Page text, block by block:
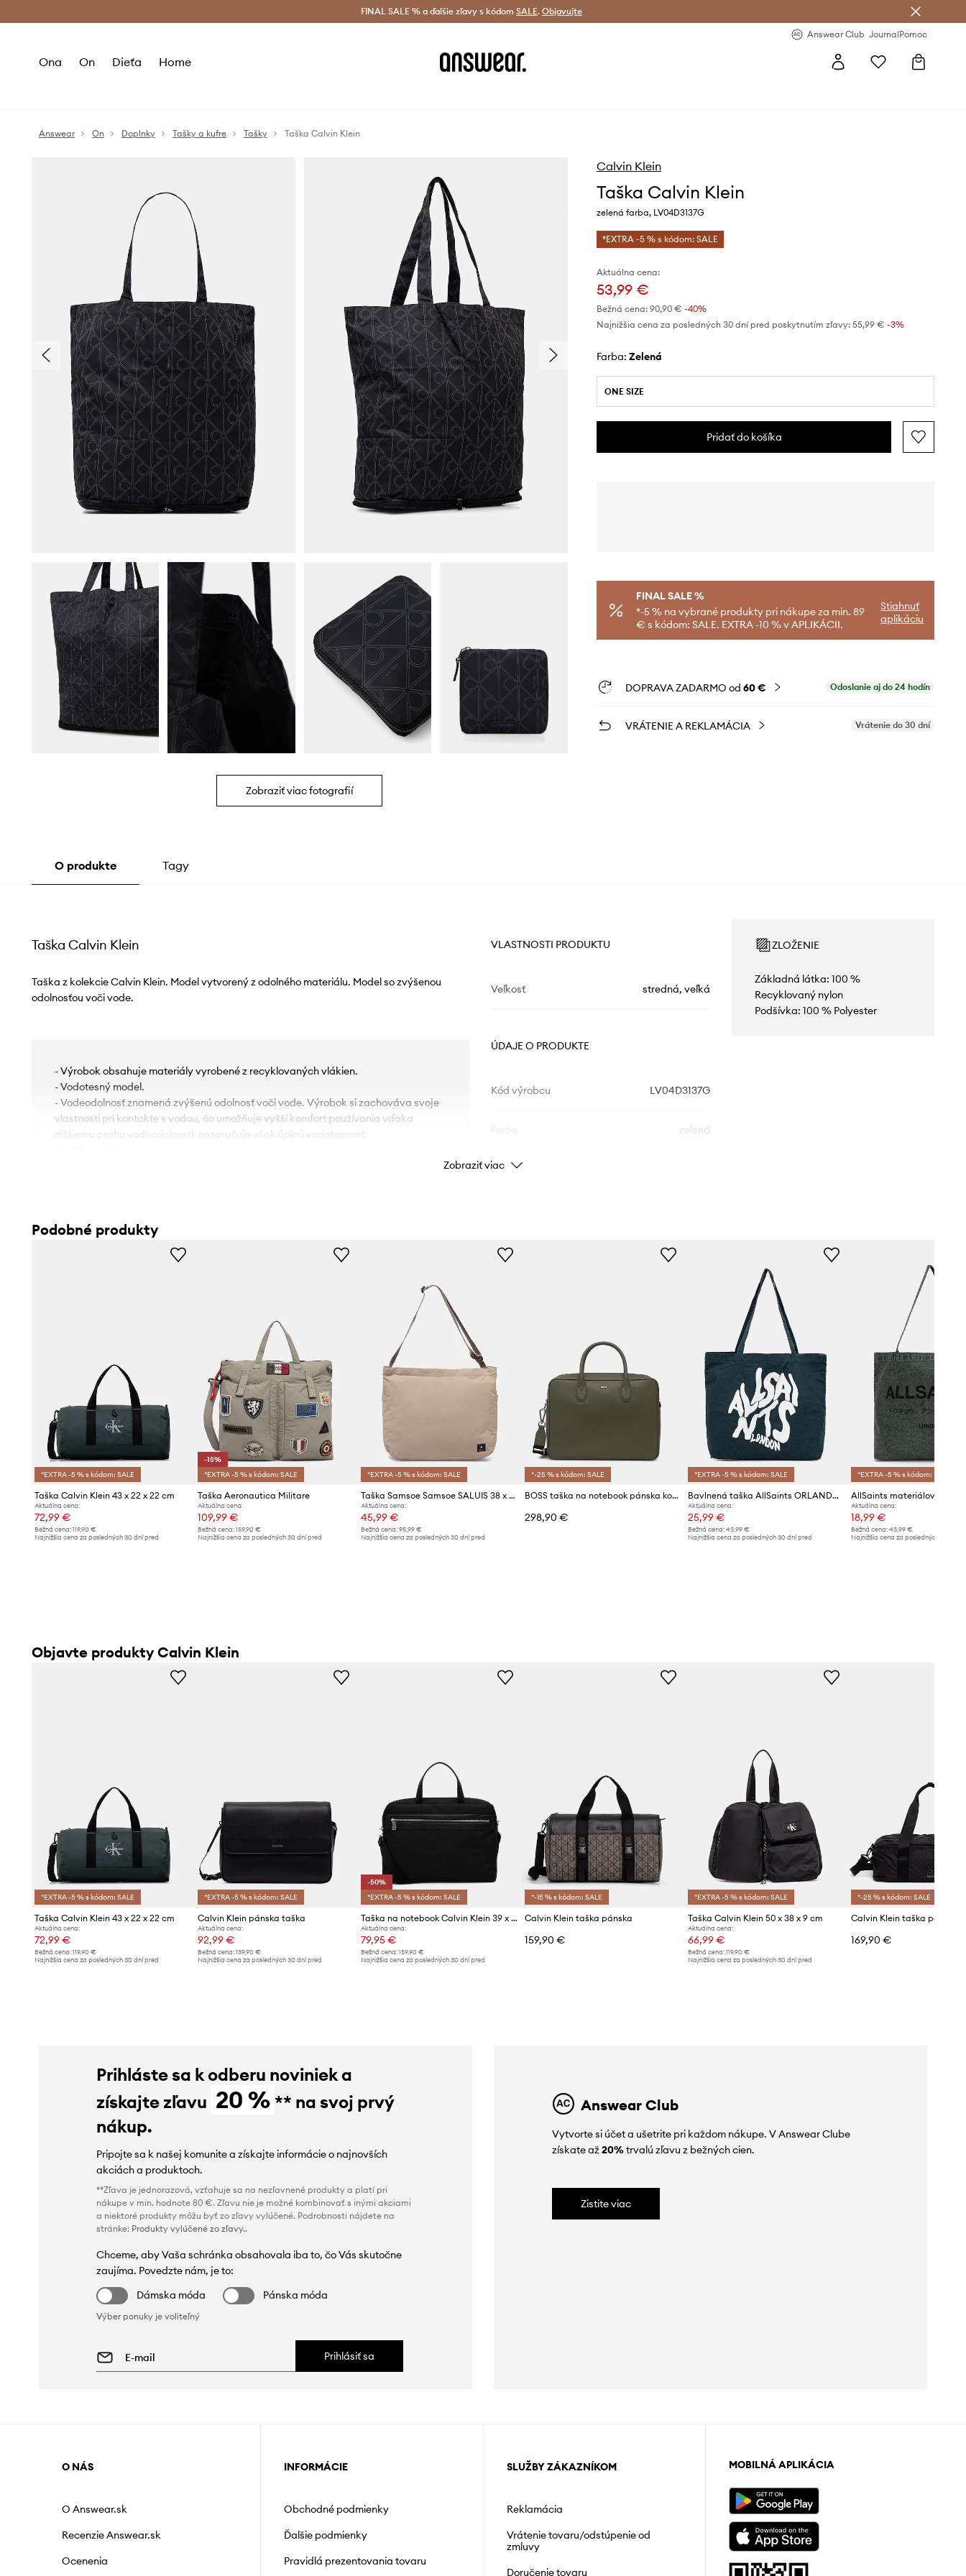
Bezplatná doprava od 60 € > Doručenie aj do 24 h >
FINAL SALE % a ďalšie zľavy s kódom SALE. Objavujte
Answear Club JournalPomoc
Ona On Dieťa Home
Answear On Doplnky Tašky a kufre Tašky Taška Calvin Klein
Zobraziť viac fotografií
Calvin Klein
Taška Calvin Klein
zelená farba, LV04D3137G
*EXTRA -5 % s kódom: SALE
Aktuálna cena:
53,99 €
Bežná cena: 90,90 € -40%
Najnižšia cena za posledných 30 dní pred poskytnutím zľavy: 55,99 € -3%
Farba: zelená
ONE SIZE
Pridať do košíka
FINAL SALE %
*-5 % na vybrané produkty pri nákupe za min. 89
€ s kódom: SALE. EXTRA -10 % v APLIKÁCII.
Stiahnuť
aplikáciu
DOPRAVA ZADARMO od 60 € Odoslanie aj do 24 hodín
VRÁTENIE A REKLAMÁCIA Vrátenie do 30 dní
O produkte Tagy
Taška Calvin Klein
Taška z kolekcie Calvin Klein. Model vytvorený z odolného materiálu. Model so zvýšenou
odolnosťou voči vode.
- Výrobok obsahuje materiály vyrobené z recyklovaných vlákien.
- Vodotesný model.
- Vodeodolnosť znamená zvýšenú odolnosť voči vode. Výrobok si zachováva svoje
vlastnosti pri kontakte s vodou, čo umožňuje vyšší komfort používania vďaka
nižšiemu prahu vodeodolnosti, nezaručuje však úplnú vodotesnosť.
- Výška: 40 cm.
VLASTNOSTI PRODUKTU
Veľkosť stredná, veľká
ÚDAJE O PRODUKTE
Kód výrobcu LV04D3137G
zelená
Značka
ID produktu
ZLOŽENIE
Základná látka: 100 %
Recyklovaný nylon
Podšívka: 100 % Polyester
Zobraziť viac
Podobné produkty
*EXTRA -5 % s kódom: SALE
Taška Calvin Klein 43 x 22 x 22 cm
Aktuálna cena:
72,99 €
Bežná cena: 119,90 €
Najnižšia cena za posledných 30 dní pred
-15%
*EXTRA -5 % s kódom: SALE
Taška Aeronautica Militare
Aktuálna cena:
109,99 €
Bežná cena:159,90 €
Najnižšia cena za posledných 30 dní pred
*EXTRA -5 % s kódom: SALE
Taška Samsoe Samsoe SALUIS 38 x 36 x 13,5 cm
Aktuálna cena:
45,99 €
Bežná cena: 95,99 €
Najnižšia cena za posledných 30 dní pred
*-25 % s kódom: SALE
BOSS taška na notebook pánska kožená Northon_Doc. Case
298,90 €
*EXTRA -5 % s kódom: SALE
Bavlnená taška AllSaints ORLANDO37 x 36 x 11 cm
Aktuálna cena:
25,99 €
Bežná cena:43,99 €
Najnižšia cena za posledných 30 dní pred
*EXTRA -5 % s kódom: SALE
Aktuálna cena:
18,99 €
Bežná cena: 43,99 €
Najnižšia cena za posledných 30 dní
Objavte produkty Calvin Klein
*EXTRA -5 % s kódom: SALE
Taška Calvin Klein 43 x 22 x 22 cm
Aktuálna cena:
72,99 €
Bežná cena: 119,90 €
Najnižšia cena za posledných 30 dní pred
*EXTRA -5 % s kódom: SALE
Calvin Klein pánska taška
Aktuálna cena:
92,99 €
Bežná cena:139,90 €
Najnižšia cena za posledných 30 dní pred
-50%
*EXTRA -5 % s kódom: SALE
Taška na notebook Calvin Klein 39 x 29 x 8,5 cm
Aktuálna cena:
79,95 €
Bežná cena: 159,90 €
Najnižšia cena za posledných 30 dní pred
*-15 % s kódom: SALE
Calvin Klein taška pánska
159,90 €
*EXTRA -5 % s kódom: SALE
Taška Calvin Klein 50 x 38 x 9 cm
Aktuálna cena:
66,99 €
Bežná cena:119,90 €
Najnižšia cena za posledných 30 dní pred
*-25 % s kódom: SALE
Calvin Klein taška pánska
169,90 €
Prihláste sa k odberu noviniek a
získajte zľavu 20 % ** na svoj prvý
nákup.
Pripojte sa k našej komunite a získajte informácie o najnovších
akciách a produktoch.
**Zľava je jednorazová, vzťahuje sa na nezľavnené produkty a platí pri
nákupe v min. hodnote 80 €. Zľavu nie je možné kombinovať s inými akciami
a niektoré produkty môžu byť zo zľavy vylúčené. Podrobnosti nájdete na
stránke: Produkty vylúčené zo zľavy..
Chceme, aby Vaša schránka obsahovala iba to, čo Vás skutočne
zaujíma. Povedzte nám, je to:
Dámska móda
Pánska móda
Výber ponuky je voliteľný
Prihlásiť sa
Answear Club
Vytvorte si účet a ušetrite pri každom nákupe. V Answear Clube
získate až20%trvalú zľavu z bežných cien.
Zistite viac
O NÁS
O Answear.sk
Recenzie Answear.sk
Ocenenia
INFORMÁCIE
Obchodné podmienky
Ďalšie podmienky
Pravidlá prezentovania tovaru
SLUŽBY ZÁKAZNÍKOM
Reklamácia
Vrátenie tovaru/odstúpenie od
zmluvy
Doručenie tovaru
MOBILNÁ APLIKÁCIA